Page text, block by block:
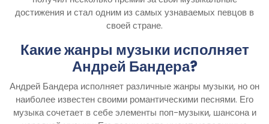
достижения и стал одним из самых узнаваемых певцов в
своей стране.
Какие жанры музыки исполняет
Андрей Бандера?
Андрей Бандера исполняет различные жанры музыки, но он
наиболее известен своими романтическими песнями. Его
музыка сочетает в себе элементы поп-музыки, шансона и